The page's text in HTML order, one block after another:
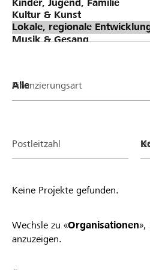
Finanzierungsart
Postleitzahl
Keine Projekte gefunden.
Wechsle zu «Organisationen»,
anzuzeigen.